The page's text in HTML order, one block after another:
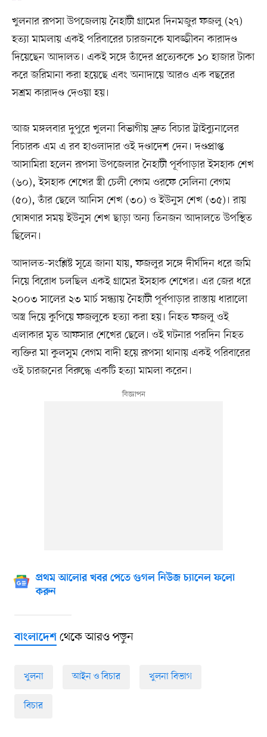
খুলনার রূপসা উপজেলায় নৈহাটী গ্রামের দিনমজুর ফজলু (২৭)
হত্যা মামলায় একই পরিবারের চারজনকে যাবজ্জীবন কারাদণ্ড
দিয়েছেন আদালত। একই সঙ্গে তাঁদের প্রত্যেককে ১০ হাজার টাকা
করে জরিমানা করা হয়েছে এবং অনাদায়ে আরও এক বছরের
সশ্রম কারাদণ্ড দেওয়া হয়।
আজ মঙ্গলবার দুপুরে খুলনা বিভাগীয় দ্রুত বিচার ট্রাইব্যুনালের
বিচারক এম এ রব হাওলাদার ওই দণ্ডাদেশ দেন। দণ্ডপ্রাপ্ত
আসামিরা হলেন রূপসা উপজেলার নৈহাটী পূর্বপাড়ার ইসহাক শেখ
(৬০), ইসহাক শেখের স্ত্রী চেলী বেগম ওরফে সেলিনা বেগম
(৫০), তাঁর ছেলে আনিস শেখ (৩০) ও ইউনুস শেখ (৩৫)। রায়
ঘোষণার সময় ইউনুস শেখ ছাড়া অন্য তিনজন আদালতে উপস্থিত
ছিলেন।
আদালত-সংশ্লিষ্ট সূত্রে জানা যায়, ফজলুর সঙ্গে দীর্ঘদিন ধরে জমি
নিয়ে বিরোধ চলছিল একই গ্রামের ইসহাক শেখের। এর জের ধরে
২০০৩ সালের ২৩ মার্চ সন্ধ্যায় নৈহাটী পূর্বপাড়ার রাস্তায় ধারালো
অস্ত্র দিয়ে কুপিয়ে ফজলুকে হত্যা করা হয়। নিহত ফজলু ওই
এলাকার মৃত আফসার শেখের ছেলে। ওই ঘটনার পরদিন নিহত
ব্যক্তির মা কুলসুম বেগম বাদী হয়ে রূপসা থানায় একই পরিবারের
ওই চারজনের বিরুদ্ধে একটি হত্যা মামলা করেন।
প্রথম আলোর খবর পেতে গুগল নিউজ চ্যানেল ফলো
করুন
বাংলাদেশথেকে আরও পড়ুন
খুলনা আইন ও বিচার খুলনা বিভাগ
বিচার